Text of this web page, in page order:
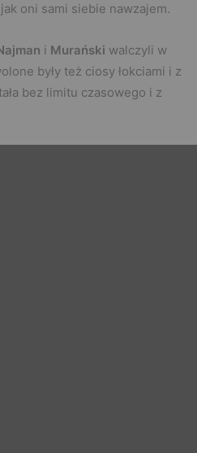
oni sami siebie nawzajem.
i Murański walczyli w
były też ciosy łokciami i z
bez limitu czasowego i z